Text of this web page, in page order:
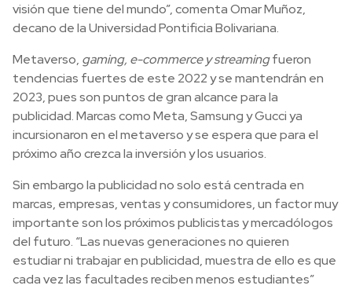
visión que tiene del mundo”, comenta Omar Muñoz,
decano de la Universidad Pontificia Bolivariana.
Metaverso, gaming, e-commerce y streamingfueron
tendencias fuertes de este 2022 y se mantendrán en
2023, pues son puntos de gran alcance para la
publicidad. Marcas como Meta, Samsung y Gucci ya
incursionaron en el metaverso y se espera que para el
próximo año crezca la inversión y los usuarios.
Sin embargo la publicidad no solo está centrada en
marcas, empresas, ventas y consumidores, un factor muy
importante son los próximos publicistas y mercadólogos
del futuro. “Las nuevas generaciones no quieren
estudiar ni trabajar en publicidad, muestra de ello es que
cada vez las facultades reciben menos estudiantes”